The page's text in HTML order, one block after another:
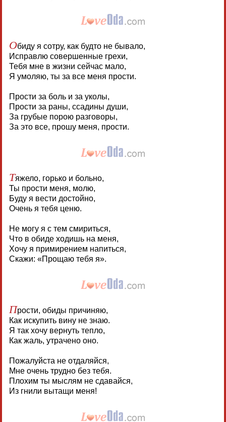
Обиду я сотру, как будто не бывало,
Исправлю совершенные грехи,
Тебя мне в жизни сейчас мало,
Я умоляю, ты за все меня прости.
Прости за боль и за уколы,
Прости за раны, ссадины души,
За грубые порою разговоры,
За это все, прошу меня, прости.
Тяжело, горько и больно,
Ты прости меня, молю,
Буду я вести достойно,
Очень я тебя ценю.
Не могу я с тем смириться,
Что в обиде ходишь на меня,
Хочу я примирением напиться,
Скажи: «Прощаю тебя я».
Прости, обиды причиняю,
Как искупить вину не знаю.
Я так хочу вернуть тепло,
Как жаль, утрачено оно.
Пожалуйста не отдаляйся,
Мне очень трудно без тебя.
Плохим ты мыслям не сдавайся,
Из гнили вытащи меня!